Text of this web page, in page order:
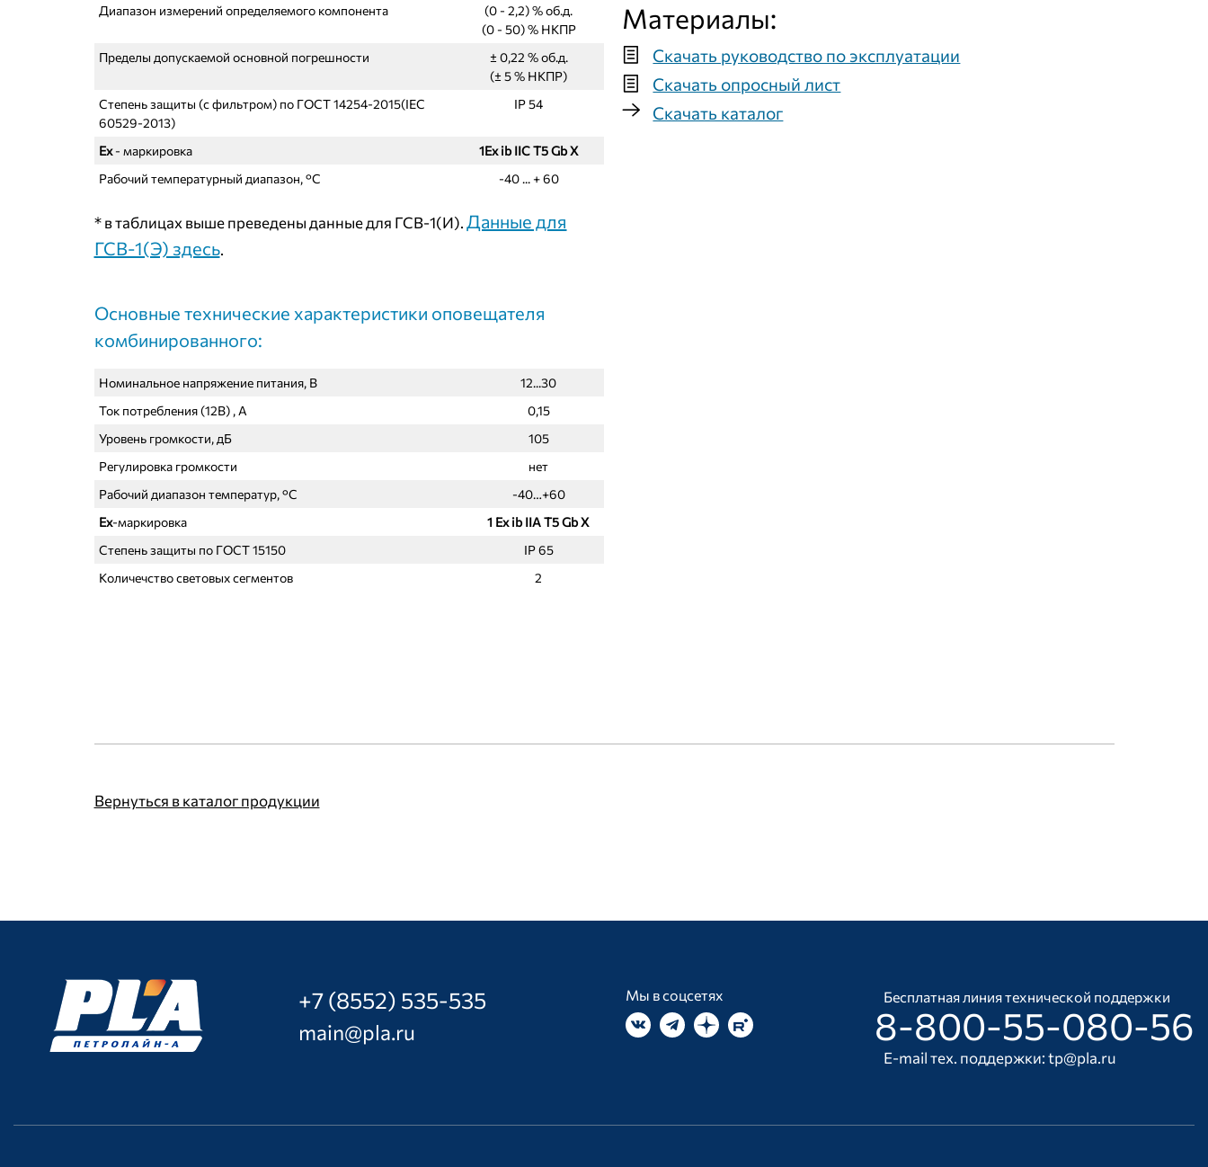
Диапазон измерений определяемого компонента
(0 - 2,2) % об.д.
(0 - 50) % НКПР
Пределы допускаемой основной погрешности
± 0,22 % об.д.
(± 5 % НКПР)
Степень защиты (с фильтром) по ГОСТ14254-2015(IEC
60529-2013)
IР 54
Ех- маркировка
1Ех ib IIС Т5 Gb X
Рабочий температурный диапазон, °С
-40 ... + 60
* в таблицах выше преведены данные для ГСВ-1(И).Данные для
ГСВ-1(Э) здесь.
Основные технические характеристики оповещателя
комбинированного:
Номинальное напряжение питания, В
12...30
Ток потребления (12В) , А
0,15
Уровень громкости, дБ
105
Регулировка громкости
нет
Рабочий диапазон температур, °С
-40…+60
Ех-маркировка
1 Ex ib IIA T5 Gb X
Cтепень защиты по ГОСТ 15150
IP 65
Количечство световых сегментов
2
Материалы:
Скачать руководство по эксплуатации
Скачать опросный лист
Скачать каталог
Вернуться в каталог продукции
+7 (8552) 535-535
main@pla.ru
Мы в соцсетях Бесплатная линия технической поддержки
8-800-55-080-56
E-mail тех. поддержки:tp@pla.ru